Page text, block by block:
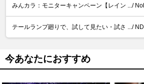
みんカラ：モニターキャンペーン【レイン .../
テールランプ廻りで、試して見たい・試さ .../
今あなたにおすすめ